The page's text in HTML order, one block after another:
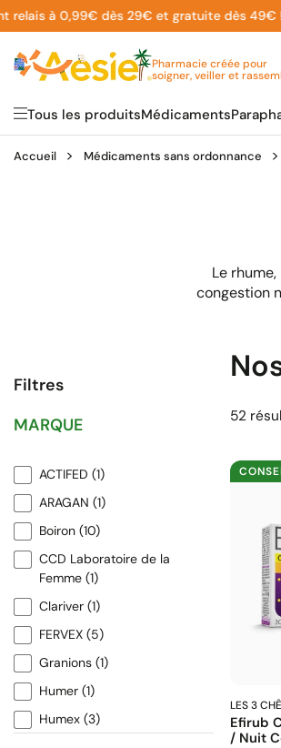
Aller
au
contenu
à 0,99€ dès 29€ et gratuite dès 49€ !
Pharmacie créée pour
soigner, veiller et
Tous les produitsMédicaments
Accueil Médicaments sans ordonnance
Le
congestion
Filtres
MARQUE
ACTIFED (1)
ARAGAN (1)
Boiron (10)
CCD Laboratoire de la
Femme (1)
Clariver (1)
FERVEX (5)
Granions (1)
Humer (1)
Humex (3)
52
LES 3
Efirub
/ Nuit